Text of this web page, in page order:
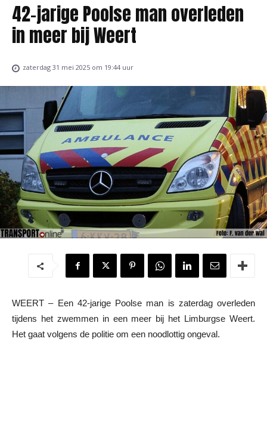
42-jarige Poolse man overleden
in meer bij Weert
zaterdag 31 mei 2025 om 19:44 uur
WEERT – Een 42-jarige Poolse man is zaterdag overleden
tijdens het zwemmen in een meer bij het Limburgse Weert.
Het gaat volgens de politie om een noodlottig ongeval.